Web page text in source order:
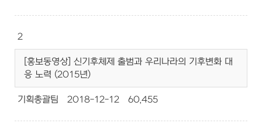
2
[홍보동영상] 신기후체제 출범과 우리나라의 기후변화 대
응 노력 (2015년)
기획총괄팀 2018-12-12 60,455